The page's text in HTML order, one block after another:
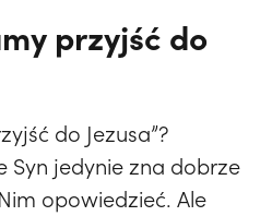
przyjść do
do Jezusa”?
Syn jedynie zna dobrze
opowiedzieć. Ale